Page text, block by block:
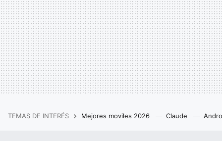
TEMAS DE INTERÉS Mejores moviles 2026 Claude